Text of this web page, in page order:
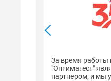
За время работы
"Оптиматест"
партнером, и мы